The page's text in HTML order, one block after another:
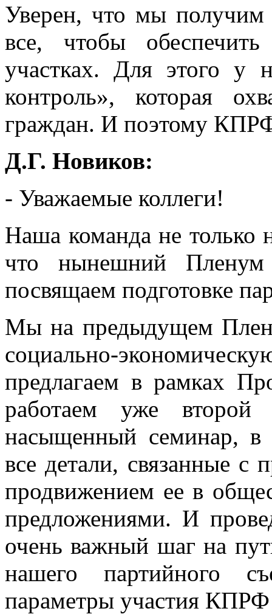
Уверен, что мы получим
все, чтобы
участках. Для этого у
контроль», которая
граждан. И поэтому
Д.Г. Новиков:
- Уважаемые коллеги!
Наша команда не только
что нынешний Пленум
посвящаем подготовке
Мы на предыдущем
социально-
предлагаем в рамках
работаем уже
насыщенный семинар, в
все детали, связанные с
продвижением ее в
предложениями. И
очень важный шаг на
нашего партийного
параметры участия